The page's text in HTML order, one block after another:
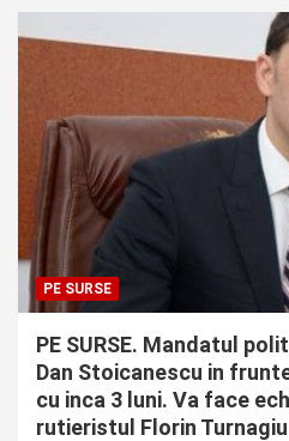
PE SURSE
PE SURSE. Mandatul
Dan Stoicanescu in
cu inca 3 luni. Va face
rutieristul Florin Turnagiu